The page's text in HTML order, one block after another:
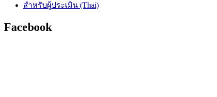
สำหรับผู้ประเมิน (Thai)
Facebook